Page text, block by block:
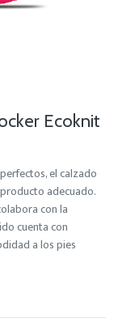
Ecoknit
el calzado
adecuado.
con la
cuenta con
a los pies